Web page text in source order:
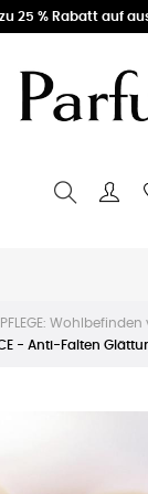
25 % Rabatt auf
PFLEGE:
- Anti-Falten